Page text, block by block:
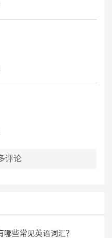
评论
些常见英语词汇？